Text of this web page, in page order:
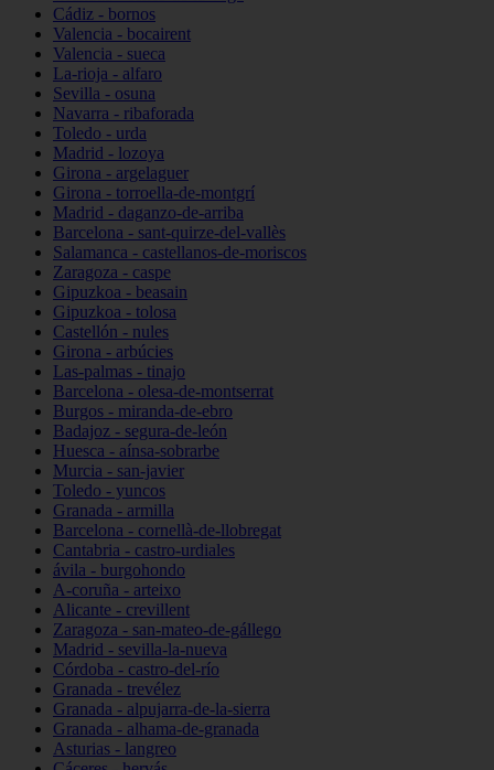
Cádiz - bornos
Valencia - bocairent
Valencia - sueca
La-rioja - alfaro
Sevilla - osuna
Navarra - ribaforada
Toledo - urda
Madrid - lozoya
Girona - argelaguer
Girona - torroella-de-montgrí
Madrid - daganzo-de-arriba
Barcelona - sant-quirze-del-vallès
Salamanca - castellanos-de-moriscos
Zaragoza - caspe
Gipuzkoa - beasain
Gipuzkoa - tolosa
Castellón - nules
Girona - arbúcies
Las-palmas - tinajo
Barcelona - olesa-de-montserrat
Burgos - miranda-de-ebro
Badajoz - segura-de-león
Huesca - aínsa-sobrarbe
Murcia - san-javier
Toledo - yuncos
Granada - armilla
Barcelona - cornellà-de-llobregat
Cantabria - castro-urdiales
ávila - burgohondo
A-coruña - arteixo
Alicante - crevillent
Zaragoza - san-mateo-de-gállego
Madrid - sevilla-la-nueva
Córdoba - castro-del-río
Granada - trevélez
Granada - alpujarra-de-la-sierra
Granada - alhama-de-granada
Asturias - langreo